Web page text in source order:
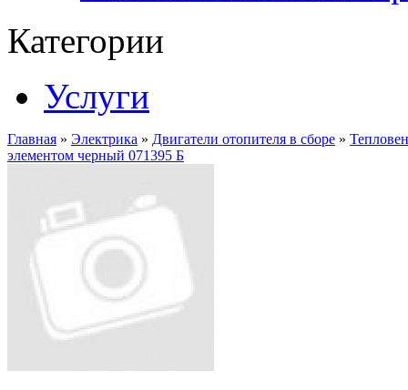
Категории
Услуги
Главная » Электрика » Двигатели отопителя в сборе »
элементом черный 071395 Б